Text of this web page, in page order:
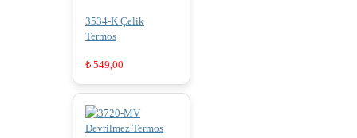
3534-K Çelik
Termos
₺ 549,00